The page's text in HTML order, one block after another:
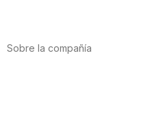
Sobre la compañía